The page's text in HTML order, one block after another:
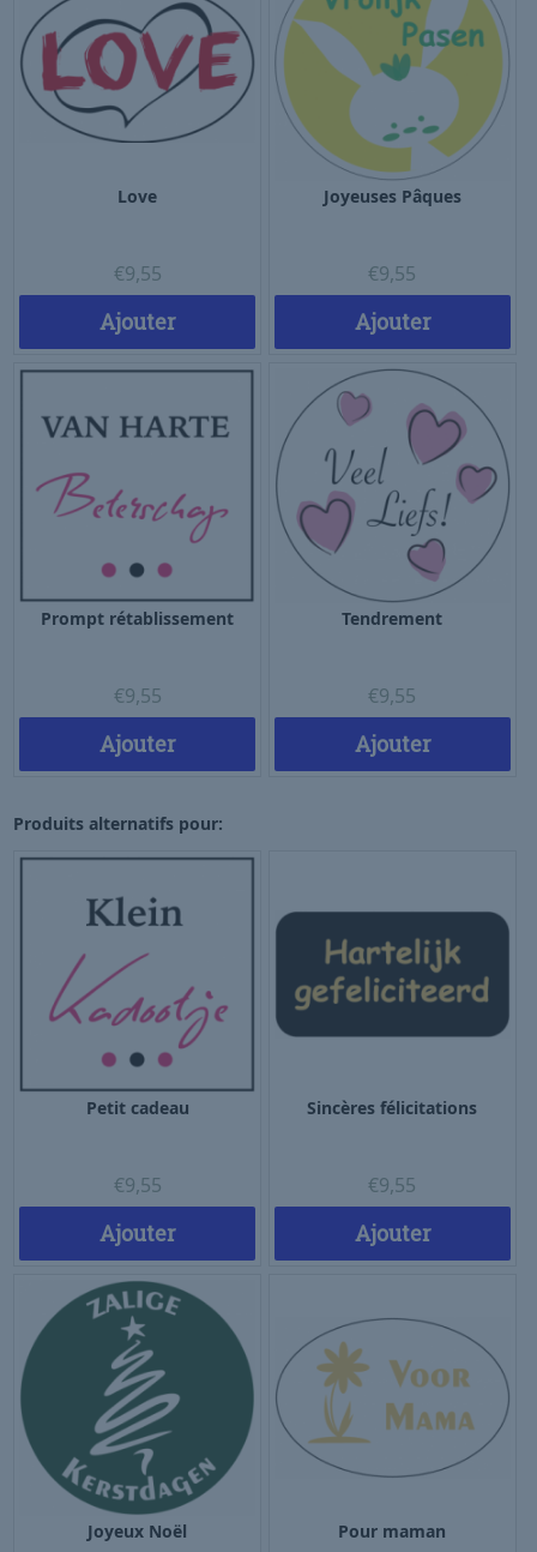
Love
€9,55
Ajouter
Joyeuses Pâques
€9,55
Ajouter
Prompt rétablissement
€9,55
Ajouter
Tendrement
€9,55
Ajouter
Produits alternatifs pour:
Petit cadeau
€9,55
Ajouter
Sincères félicitations
€9,55
Ajouter
Joyeux Noël Pour maman